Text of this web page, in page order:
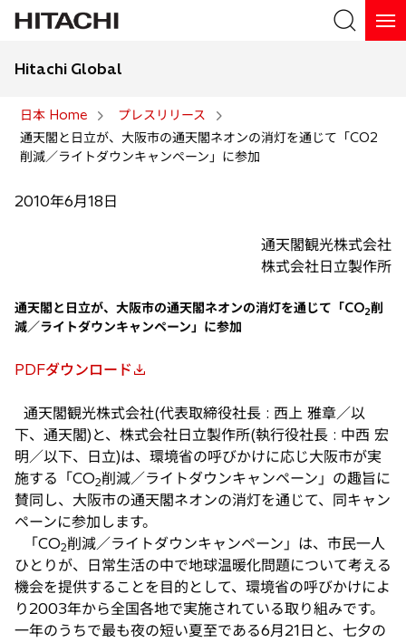
Hitachi Global
日本 Home
プレスリリース
通天閣と日立が、大阪市の通天閣ネオンの消灯を通じて「CO2
削減／ライトダウンキャンペーン」に参加
2010年6月18日
通天閣観光株式会社
株式会社日立製作所
通天閣と日立が、大阪市の通天閣ネオンの消灯を通じて「CO2削
減／ライトダウンキャンペーン」に参加
PDFダウンロード
新
い
タ
ブ
で
開
く
通天閣観光株式会社(代表取締役社長 : 西上 雅章／以
下、通天閣)と、株式会社日立製作所(執行役社長 : 中西 宏
明／以下、日立)は、環境省の呼びかけに応じ大阪市が実
施する「CO2削減／ライトダウンキャンペーン」の趣旨に
賛同し、大阪市の通天閣ネオンの消灯を通じて、同キャン
ペーンに参加します。
「CO2削減／ライトダウンキャンペーン」は、市民一人
ひとりが、日常生活の中で地球温暖化問題について考える
機会を提供することを目的として、環境省の呼びかけによ
り2003年から全国各地で実施されている取り組みです。
一年のうちで最も夜の短い夏至である6月21日と、七夕の